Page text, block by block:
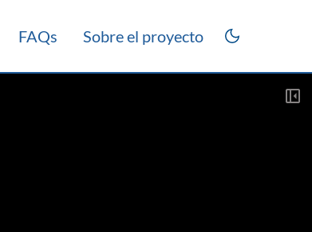
FAQs Sobre el proyecto